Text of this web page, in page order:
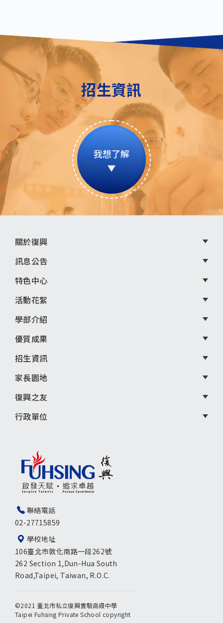
招生資訊
我想了解
聯絡電話
02-27715859
學校地址
106臺北市敦化南路一段262號
262 Section 1,Dun-Hua South
Road,Taipei, Taiwan, R.O.C.
©2021 臺北市私立復興實驗高級中學
Taipei Fuhsing Private School copyright
頁
尾
選
單
關於復興
訊息公告
特色中心
活動花絮
學部介紹
優質成果
招生資訊
家長園地
復興之友
行政單位